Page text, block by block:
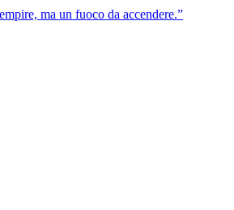
ma un fuoco da accendere.”